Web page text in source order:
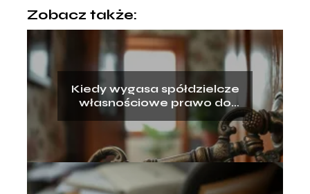
Zobacz także:
Kiedy wygasa spółdzielcze
własnościowe prawo do